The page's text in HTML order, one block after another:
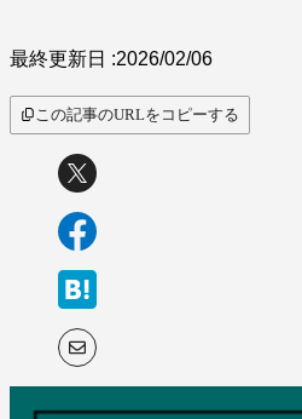
最終更新日 :2026/02/06
この記事のURLをコピーする